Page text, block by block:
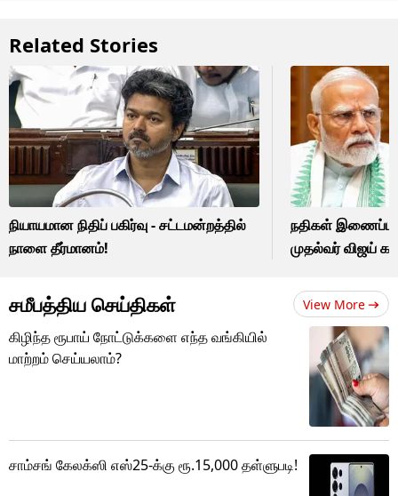
Related Stories
நியாயமான நிதிப் பகிர்வு - சட்டமன்றத்தில்
நாளை தீர்மானம்!
நதிகள் இணைப்புத்
முதல்வர் விஜய்
சமீபத்திய செய்திகள் View More
கிழிந்த ரூபாய் நோட்டுக்களை எந்த வங்கியில்
மாற்றம் செய்யலாம்?
சாம்சங் கேலக்ஸி எஸ்25-க்கு ரூ.15,000 தள்ளுபடி!